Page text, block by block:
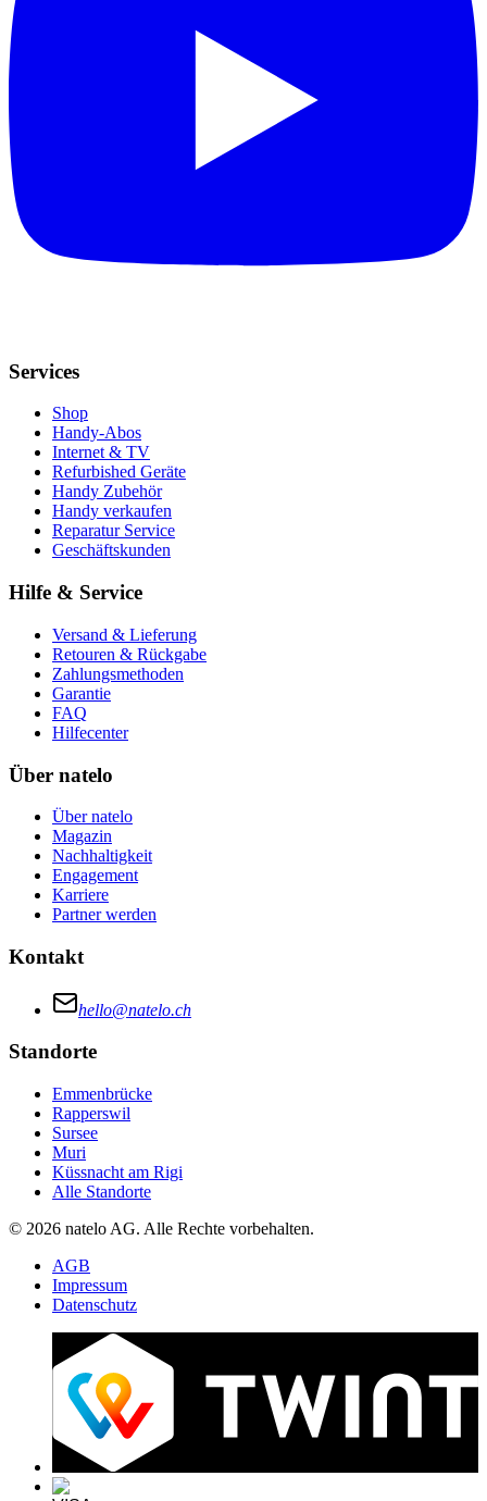
Services
Shop
Handy-Abos
Internet & TV
Refurbished Geräte
Handy Zubehör
Handy verkaufen
Reparatur Service
Geschäftskunden
Hilfe & Service
Versand & Lieferung
Retouren & Rückgabe
Zahlungsmethoden
Garantie
FAQ
Hilfecenter
Über natelo
Über natelo
Magazin
Nachhaltigkeit
Engagement
Karriere
Partner werden
Kontakt
hello@natelo.ch
Standorte
Emmenbrücke
Rapperswil
Sursee
Muri
Küssnacht am Rigi
Alle Standorte
© 2026 natelo AG. Alle Rechte vorbehalten.
AGB
Impressum
Datenschutz